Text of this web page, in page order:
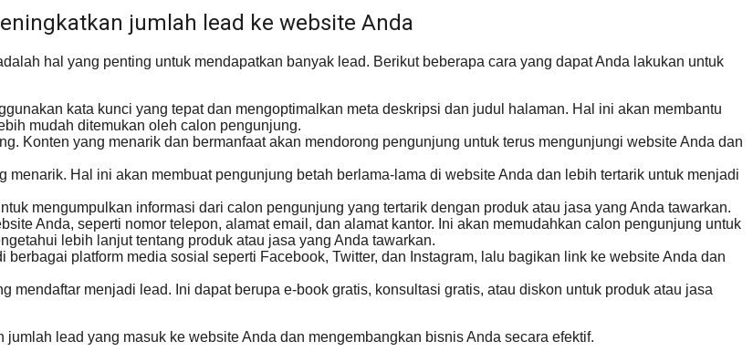
jumlah lead ke website Anda
hal yang penting untuk mendapatkan banyak lead. Berikut beberapa cara yang dapat Anda lakukan untuk
kata kunci yang tepat dan mengoptimalkan meta deskripsi dan judul halaman. Hal ini akan membantu
mudah ditemukan oleh calon pengunjung.
Konten yang menarik dan bermanfaat akan mendorong pengunjung untuk terus mengunjungi website Anda dan
Hal ini akan membuat pengunjung betah berlama-lama di website Anda dan lebih tertarik untuk menjadi
mengumpulkan informasi dari calon pengunjung yang tertarik dengan produk atau jasa yang Anda tawarkan.
Anda, seperti nomor telepon, alamat email, dan alamat kantor. Ini akan memudahkan calon pengunjung untuk
lebih lanjut tentang produk atau jasa yang Anda tawarkan.
platform media sosial seperti Facebook, Twitter, dan Instagram, lalu bagikan link ke website Anda dan
mendaftar menjadi lead. Ini dapat berupa e-book gratis, konsultasi gratis, atau diskon untuk produk atau jasa
lead yang masuk ke website Anda dan mengembangkan bisnis Anda secara efektif.